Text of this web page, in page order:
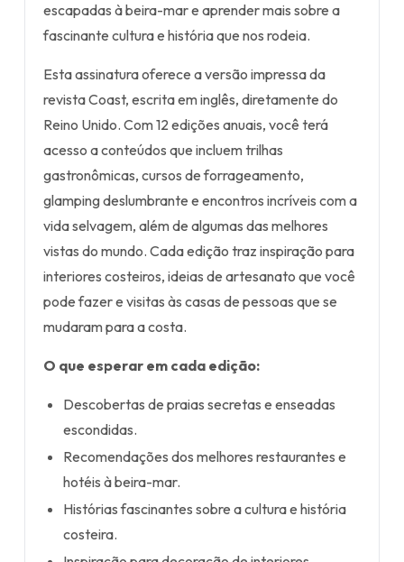
escapadas à beira-mar e aprender mais sobre a
fascinante cultura e história que nos rodeia.
Esta assinatura oferece a versão impressa da
revista Coast, escrita em inglês, diretamente do
Reino Unido. Com 12 edições anuais, você terá
acesso a conteúdos que incluem trilhas
gastronômicas, cursos de forrageamento,
glamping deslumbrante e encontros incríveis com a
vida selvagem, além de algumas das melhores
vistas do mundo. Cada edição traz inspiração para
interiores costeiros, ideias de artesanato que você
pode fazer e visitas às casas de pessoas que se
mudaram para a costa.
O que esperar em cada edição:
Descobertas de praias secretas e enseadas
escondidas.
Recomendações dos melhores restaurantes e
hotéis à beira-mar.
Histórias fascinantes sobre a cultura e história
costeira.